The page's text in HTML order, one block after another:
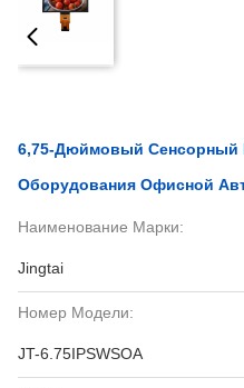
6,75-Дюймовый Сенсорный
Оборудования Офисной
Наименование Марки:
Jingtai
Номер Модели:
JT-6.75IPSWSOA